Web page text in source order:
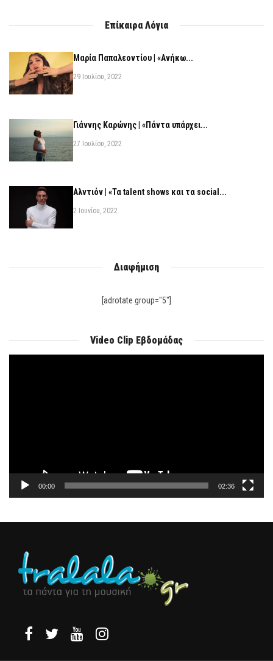
Επίκαιρα Λόγια
Μαρία Παπαλεοντίου | «Ανήκω...
29 Ιουλίου, 2022
Γιάννης Καρώνης | «Πάντα υπάρχει...
27 Ιουλίου, 2022
Αλντιόν | «Τα talent shows και τα social...
2 Ιουνίου, 2022
Διαφήμιση
[adrotate group="5"]
Video Clip Εβδομάδας
00:00 02:36